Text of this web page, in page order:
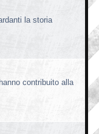
la storia
contribuito alla